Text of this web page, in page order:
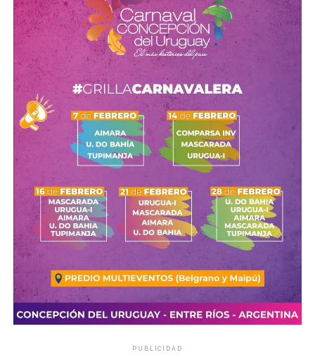
Comparte esto:
X Facebook WhatsApp Imprimir
Esta instancia de formación se realiza en forma conjunta
con la Universidad de Concepción del Uruguay — UCU y
cuenta con certificación académica otorgada por dicha
institución.
Capacitador: Prof. Lautaro Martínez
Días de cursado: 19 y 26 de junio de 2026 – Horario:
16:00 horas
Lugar: Polo Tecnológico La Nube
Dirección: Maipú esquina Posadas – Concepción del
Uruguay
Actividad gratuita – Cupos limitados
Destinado a entrenadores/as, preparadores físicos,
profesionales de cuerpos técnicos, dirigentes deportivos,
estudiantes y profesores/as de Educación Física, y
personas vinculadas al ámbito deportivo.
PUBLICIDAD